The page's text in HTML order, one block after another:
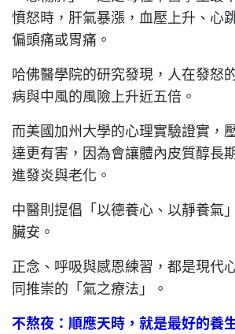
憤怒時，肝氣暴漲，血壓上升、心
偏頭痛或胃痛。
哈佛醫學院的研究發現，人在發怒
病與中風的風險上升近五倍。
而美國加州大學的心理實驗證實，
達更有害，因為會讓體內皮質醇長
進發炎與老化。
中醫則提倡「以德養心、以靜養氣
臟安。
正念、呼吸與感恩練習，都是現代
同推崇的「氣之療法」。
不熬夜：順應天時，就是最好的養